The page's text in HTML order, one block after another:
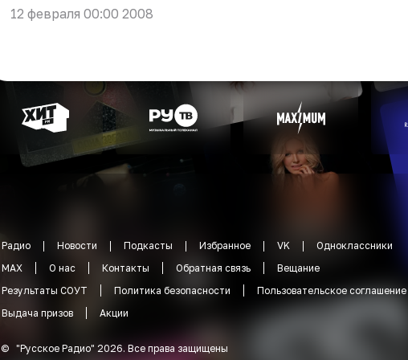
12 февраля 00:00 2008
Радио Новости Подкасты Избранное VK
Одноклассники
MAX
О нас Контакты Обратная связь
Вещание
Результаты СОУТ
Политика безопасности
Пользовательское соглашение
Выдача призов
Акции
© "Русское Радио" 2026. Все права защищены